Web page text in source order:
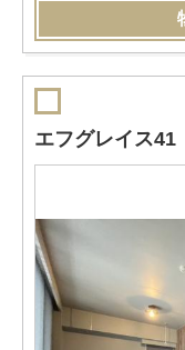
エフグレイス41